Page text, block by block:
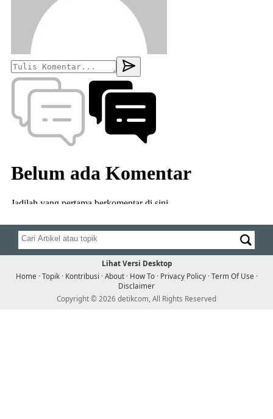
Lihat Versi Desktop
Home ·Topik· Kontribusi ·About· How To· Privacy Policy·Term Of Use ·
Disclaimer
Copyright © 2026 detikcom, All Rights Reserved